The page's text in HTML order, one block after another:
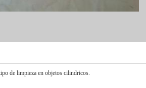
de limpieza en objetos cilindricos.